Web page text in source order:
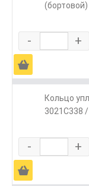
- +
Ä
Кольцо
- +
Ä